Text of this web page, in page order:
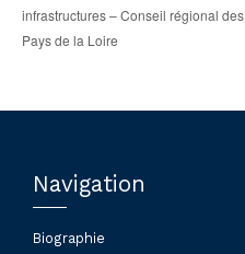
infrastructures – Conseil régional des
Pays de la Loire
Navigation
Biographie